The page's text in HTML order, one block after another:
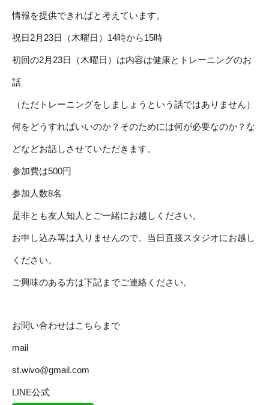
情報を提供できればと考えています。
祝日2月23日（木曜日）14時から15時
初回の2月23日（木曜日）は内容は健康とトレーニングのお
話
（ただトレーニングをしましょうという話ではありません）
何をどうすればいいのか？そのためには何が必要なのか？な
どなどお話しさせていただきます。
参加費は500円
参加人数8名
是非とも友人知人とご一緒にお越しください。
お申し込み等は入りませんので、当日直接スタジオにお越し
ください。
ご興味のある方は下記までご連絡ください。
お問い合わせはこちらまで
mail
st.wivo@gmail.com
LINE公式